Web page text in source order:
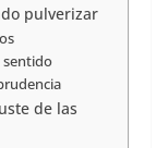
pulverizar
sentido
de las